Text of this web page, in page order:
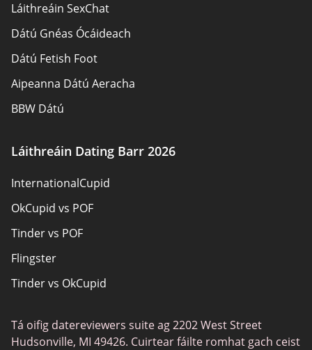
Glaoigh orainn
Láithreáin SexChat
Dátú Gnéas Ócáideach
Dátú Fetish Foot
Aipeanna Dátú Aeracha
BBW Dátú
Dátú Pansexual
Láithreáin Dátú do Dhaoine Fásta
Láithreáin Dating Sinsearacha
Láithreáin Dátú Críostaí
Singles Áitiúla Ar Líne
Dátú Tras
Aipeanna Dátú
Láithreáin Dating Barr 2026
InternationalCupid
OkCupid vs POF
Tinder vs POF
Flingster
Tinder vs OkCupid
Tinder vs Zoosk
Tá oifig datereviewers suite ag 2202 West Street
Hudsonville, MI 49426. Cuirtear fáilte romhat gach ceist